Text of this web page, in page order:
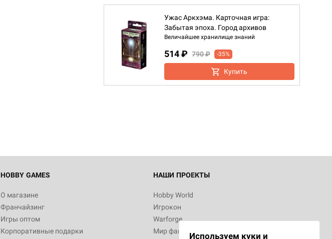
Ужас Аркхэма. Карточная игра:
Забытая эпоха. Город архивов
Величайшее хранилище знаний
514 ₽ 790 ₽ -35%
Купить
HOBBY GAMES
О магазине
Франчайзинг
Игры оптом
Корпоративные подарки
НАШИ ПРОЕКТЫ
Hobby World
Игрокон
Warforge
Мир фантастикиИспользуем куки и